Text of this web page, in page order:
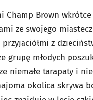
Champ Brown
ze swojego
z
grupę młodych
niemałe tarapaty i
okolica skrywa